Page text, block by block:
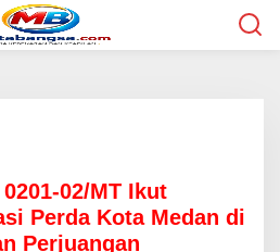
02/MT Ikut
Perda Kota Medan di
Perjuangan